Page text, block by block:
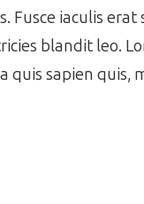
Fusce iaculis
blandit leo.
sapien quis,